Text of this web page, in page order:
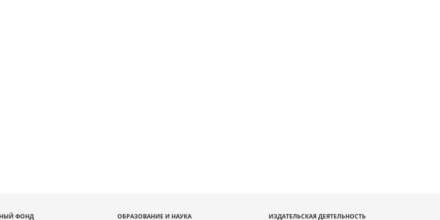
ФОНД ОБРАЗОВАНИЕ И НАУКА ИЗДАТЕЛЬСКАЯ ДЕЯТЕЛЬНОСТЬ